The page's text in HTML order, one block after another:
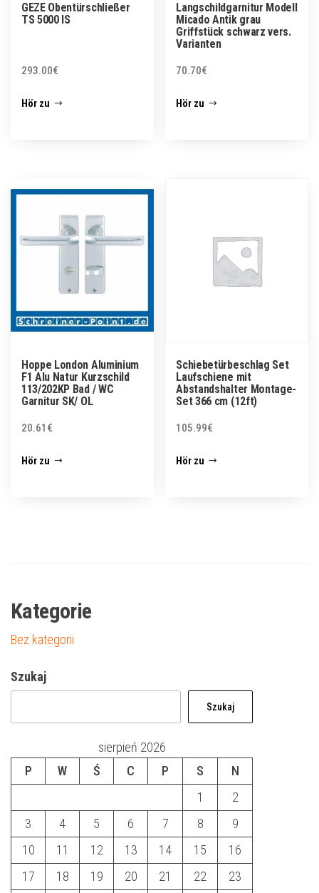
GEZE Obentürschließer
TS 5000 IS
293.00€
Hör zu
Langschildgarnitur Modell
Micado Antik grau
Griffstück schwarz vers.
Varianten
70.70€
Hör zu
Hoppe London Aluminium
F1 Alu Natur Kurzschild
113/202KP Bad / WC
Garnitur SK/ OL
20.61 €
Hör zu
Schiebetürbeschlag Set
Laufschiene mit
Abstandshalter Montage-
Set 366 cm (12ft)
105.99€
Hör zu
Kategorie
Bez kategorii
Szukaj
Szukaj
sierpień 2026
P
W Ś C P S
N
1
2
3
4 5 6 7 8
9
10
11 12 13 14 15
16
17
18 19 20 21 22 23